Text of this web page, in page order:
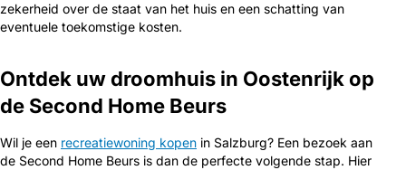
zekerheid over de staat van het huis en een schatting van
eventuele toekomstige kosten.
Ontdek uw droomhuis in Oostenrijk op
de Second Home Beurs
Wil je een recreatiewoning kopen in Salzburg? Een bezoek aan
de Second Home Beurs is dan de perfecte volgende stap. Hier